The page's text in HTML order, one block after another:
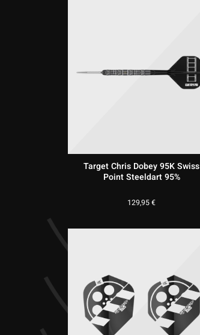
Target Chris Dobey 95K Swiss
Point Steeldart 95%
129,95€